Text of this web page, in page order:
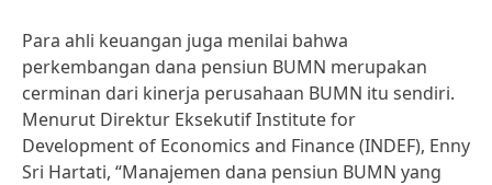
Para ahli keuangan juga menilai bahwa
perkembangan dana pensiun BUMN merupakan
cerminan dari kinerja perusahaan BUMN itu sendiri.
Menurut Direktur Eksekutif Institute for
Development of Economics and Finance (INDEF), Enny
Sri Hartati, “Manajemen dana pensiun BUMN yang